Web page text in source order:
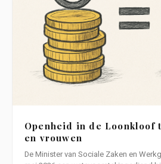
Openheid in de Loonkloof
en vrouwen
De Minister van Sociale Zaken en